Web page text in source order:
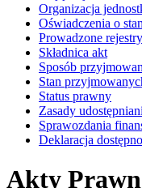
Organizacja
Oświadczenia o
Prowadzone
Składnica akt
Sposób
Stan
Status prawny
Zasady
Sprawozdania
Deklaracja
Akty